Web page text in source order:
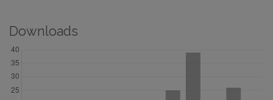
Downloads